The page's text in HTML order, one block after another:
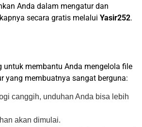
Anda dalam mengatur dan
secara gratis melalui Yasir252.
membantu Anda mengelola file
yang membuatnya sangat berguna:
canggih, unduhan Anda bisa lebih
akan dimulai.